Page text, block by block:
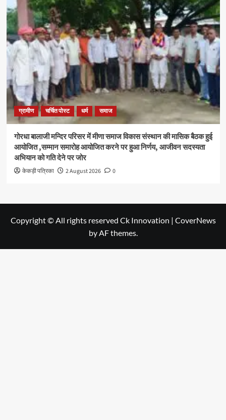
ग्रामीण चर्चित पोस्ट धर्म समाज
गोरधा बालाजी मन्दिर परिसर में मीणा समाज विकास संस्थान की मासिक बैठक हुई
आयोजित ,सम्मान समारोह आयोजित करने पर हुआ निर्णय, आजीवन सदस्यता
अभियान को गति देने पर जोर
केकड़ी पत्रिका 2 August 2026 0
Copyright © All rights reserved Ck Innovation | CoverNews
by AF themes.